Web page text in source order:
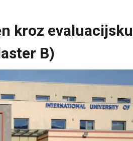
kroz evaluacijsku
B)